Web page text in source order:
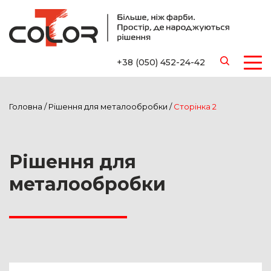
+38 (050) 452-24-42
Головна /Рішення для металообробки /Сторінка 2
Рішення для
металообробки